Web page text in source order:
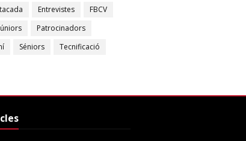
Entrevistes
FBCV
Patrocinadors
Séniors
Tecnificació